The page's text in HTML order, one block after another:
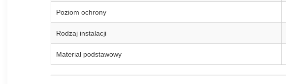
Poziom ochrony
Rodzaj instalacji
Materiał podstawowy